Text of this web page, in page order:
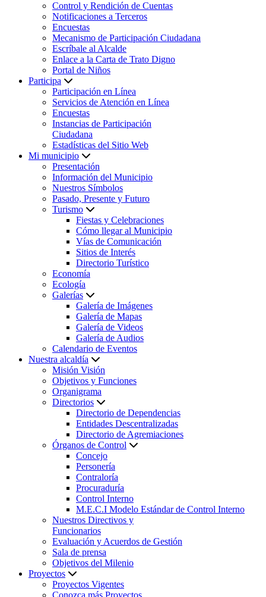
Control y Rendición de Cuentas
Notificaciones a Terceros
Encuestas
Mecanismo de Participación Ciudadana
Escríbale al Alcalde
Enlace a la Carta de Trato Digno
Portal de Niños
Participa
Participación en Línea
Servicios de Atención en Línea
Encuestas
Instancias de Participación
Ciudadana
Estadísticas del Sitio Web
Mi municipio
Presentación
Información del Municipio
Nuestros Símbolos
Pasado, Presente y Futuro
Turismo
Fiestas y Celebraciones
Cómo llegar al Municipio
Vías de Comunicación
Sitios de Interés
Directorio Turístico
Economía
Ecología
Galerías
Galería de Imágenes
Galería de Mapas
Galería de Videos
Galería de Audios
Calendario de Eventos
Nuestra alcaldía
Misión Visión
Objetivos y Funciones
Organigrama
Directorios
Directorio de Dependencias
Entidades Descentralizadas
Directorio de Agremiaciones
Órganos de Control
Concejo
Personería
Contraloría
Procuraduría
Control Interno
M.E.C.I Modelo Estándar de Control Interno
Nuestros Directivos y
Funcionarios
Evaluación y Acuerdos de Gestión
Sala de prensa
Objetivos del Milenio
Proyectos
Proyectos Vigentes
Conozca más Proyectos